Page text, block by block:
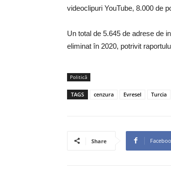
videoclipuri YouTube, 8.000 de
Un total de 5.645 de adrese de
eliminat în 2020, potrivit
Politică
TAGS cenzura Evresel Turcia
Share